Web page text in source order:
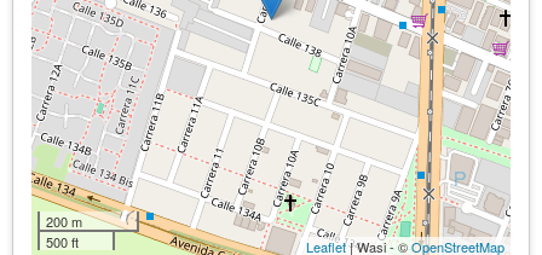
200 m
500 ft
Leaflet| Wasi - ©OpenStreetMap